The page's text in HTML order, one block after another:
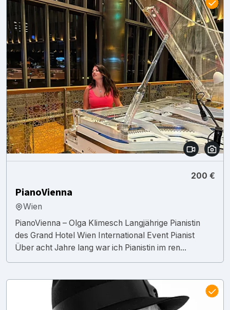
200 €
PianoVienna
Wien
PianoVienna – Olga Klimesch Langjährige Pianistin
des Grand Hotel Wien International Event Pianist
Über acht Jahre lang war ich Pianistin im ren...